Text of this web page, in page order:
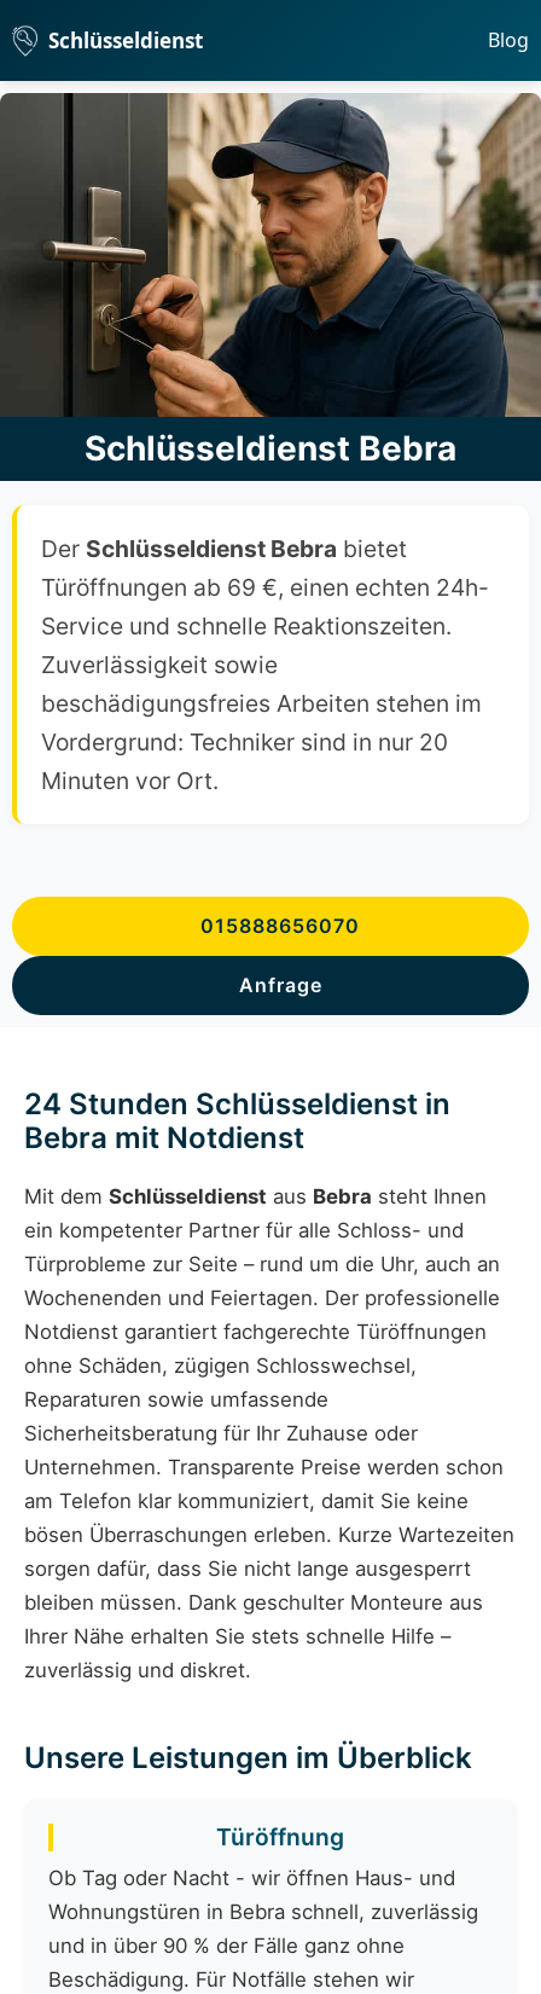
Schlüsseldienst Blog
Schlüsseldienst Bebra
Der Schlüsseldienst Bebra bietet
Türöffnungen ab 69 €, einen echten 24h-
Service und schnelle Reaktionszeiten.
Zuverlässigkeit sowie
beschädigungsfreies Arbeiten stehen im
Vordergrund: Techniker sind in nur 20
Minuten vor Ort.
015888656070
Anfrage
24 Stunden Schlüsseldienst in
Bebra mit Notdienst
Mit dem Schlüsseldienst aus Bebra steht Ihnen
ein kompetenter Partner für alle Schloss- und
Türprobleme zur Seite – rund um die Uhr, auch an
Wochenenden und Feiertagen. Der professionelle
Notdienst garantiert fachgerechte Türöffnungen
ohne Schäden, zügigen Schlosswechsel,
Reparaturen sowie umfassende
Sicherheitsberatung für Ihr Zuhause oder
Unternehmen. Transparente Preise werden schon
am Telefon klar kommuniziert, damit Sie keine
bösen Überraschungen erleben. Kurze Wartezeiten
sorgen dafür, dass Sie nicht lange ausgesperrt
bleiben müssen. Dank geschulter Monteure aus
Ihrer Nähe erhalten Sie stets schnelle Hilfe –
zuverlässig und diskret.
Unsere Leistungen im Überblick
Türöffnung
Ob Tag oder Nacht - wir öffnen Haus- und
Wohnungstüren in Bebra schnell, zuverlässig
und in über 90 % der Fälle ganz ohne
Beschädigung. Für Notfälle stehen wir